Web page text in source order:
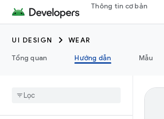
Thông tin cơ bản
UI DESIGN
WEAR
Tổng quan
Hướng dẫn Mẫu